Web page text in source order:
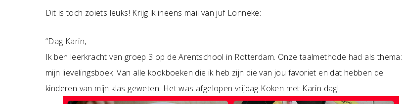
Dit is toch zoiets leuks! Krijg ik ineens mail van juf Lonneke:
“Dag Karin,
Ik ben leerkracht van groep 3 op de Arentschool in Rotterdam. Onze taalmethode had als thema:
mijn lievelingsboek. Van alle kookboeken die ik heb zijn die van jou favoriet en dat hebben de
kinderen van mijn klas geweten. Het was afgelopen vrijdag Koken met Karin dag!